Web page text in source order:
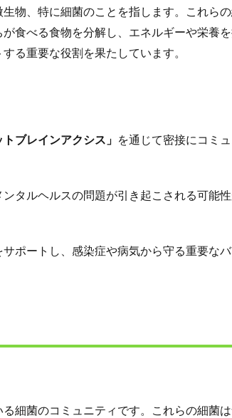
物、特に細菌のことを指します。これら
食べる食物を分解し、エネルギーや栄養
る重要な役割を果たしています。
トブレインアクシス」 を通じて密接にコミ
タルヘルスの問題が引き起こされる可能
ポートし、感染症や病気から守る重要な
細菌のコミュニティです。これらの細菌